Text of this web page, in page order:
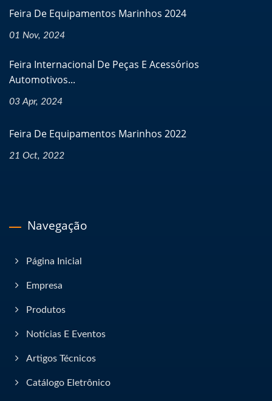
Feira De Equipamentos Marinhos 2024
01 Nov, 2024
Feira Internacional De Peças E Acessórios
Automotivos...
03 Apr, 2024
Feira De Equipamentos Marinhos 2022
21 Oct, 2022
Navegação
Página Inicial
Empresa
Produtos
Notícias E Eventos
Artigos Técnicos
Catálogo Eletrônico